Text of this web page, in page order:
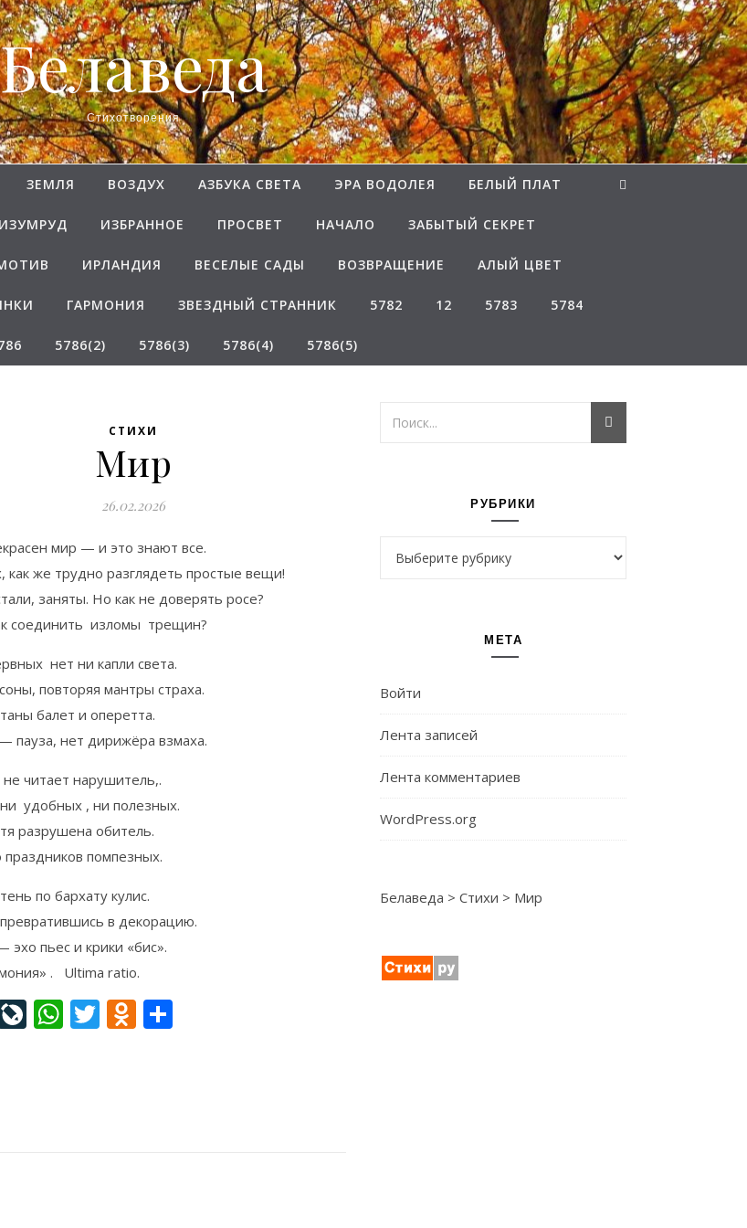
Белаведа
Стихотворения
ЗЕМЛЯ ВОЗДУХ АЗБУКА СВЕТА ЭРА ВОДОЛЕЯ БЕЛЫЙ ПЛАТ
ИЗУМРУД ИЗБРАННОЕ ПРОСВЕТ НАЧАЛО ЗАБЫТЫЙ СЕКРЕТ
ИРЛАНДИЯ ВЕСЕЛЫЕ САДЫ ВОЗВРАЩЕНИЕ АЛЫЙ ЦВЕТ
ГАРМОНИЯ ЗВЕЗДНЫЙ СТРАННИК 5782 12 5783 5784
5786(2) 5786(3) 5786(4) 5786(5)
СТИХИ
Мир
26.02.2026
мир — и это знают все.
как же трудно разглядеть простые вещи!
заняты. Но как не доверять росе?
соединить изломы трещин?
нет ни капли света.
повторяя мантры страха.
балет и оперетта.
пауза, нет дирижёра взмаха.
читает нарушитель,.
удобных , ни полезных.
разрушена обитель.
праздников помпезных.
по бархату кулис.
в декорацию.
пьес и крики «бис».
. Ultima ratio.
LiveJournal
WhatsApp
TwitterOdnoklassniki
РУБРИКИ
МЕТА
Войти
Лента записей
Лента комментариев
WordPress.org
Белаведа > Стихи > Мир